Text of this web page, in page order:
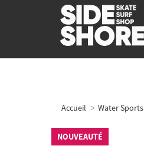
Accueil Water Sports
NOUVEAUTÉ